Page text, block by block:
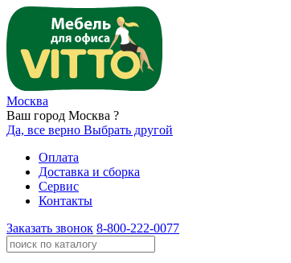
Москва
Ваш город Москва ?
Да, все верно Выбрать другой
Оплата
Доставка и сборка
Сервис
Контакты
Заказать звонок 8-800-222-0077